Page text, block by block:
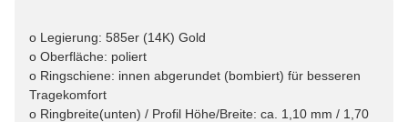
o Legierung: 585er (14K) Gold
o Oberfläche: poliert
o Ringschiene: innen abgerundet (bombiert) für besseren
Tragekomfort
o Ringbreite(unten) / Profil Höhe/Breite: ca. 1,10 mm / 1,70